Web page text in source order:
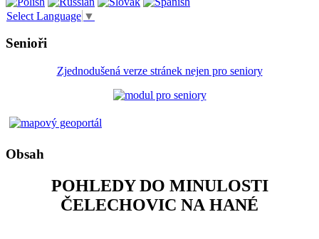
Select Language ▼
Senioři
Zjednodušená verze stránek nejen pro seniory
Obsah
POHLEDY DO MINULOSTI
ČELECHOVIC NA HANÉ